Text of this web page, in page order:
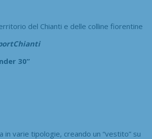
del Chianti e delle colline fiorentine
30”
varie tipologie, creando un “vestito” su